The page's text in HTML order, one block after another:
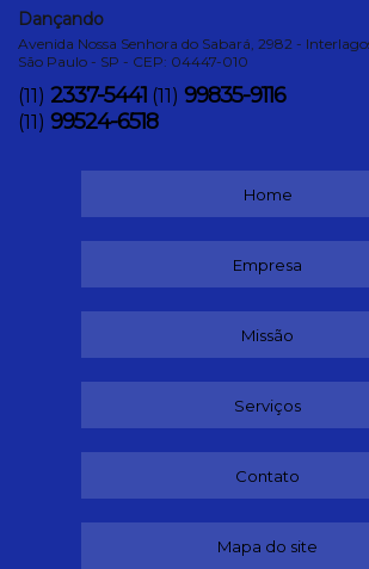
Dançando
Avenida Nossa Senhora do Sabará, 2982 -
São Paulo - SP - CEP: 04447-010
(11) 2337-5441 (11) 99835-9116
(11) 99524-6518
Home
Empresa
Missão
Serviços
Contato
Mapa do site